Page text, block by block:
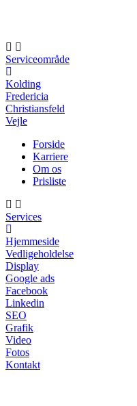
Serviceområde
Kolding
Fredericia
Christiansfeld
Vejle
Forside
Karriere
Om os
Prisliste
Services
Hjemmeside
Vedligeholdelse
Display
Google ads
Facebook
Linkedin
SEO
Grafik
Video
Fotos
Kontakt